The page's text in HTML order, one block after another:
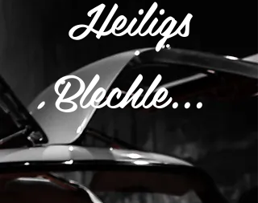
Heiligs
Blechle...